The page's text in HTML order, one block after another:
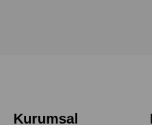
Kurumsal